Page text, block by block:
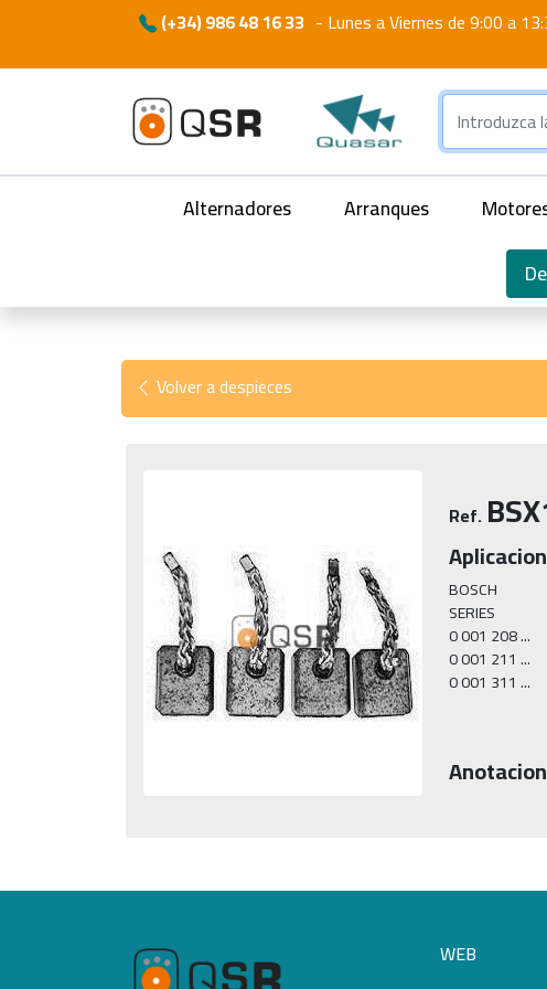
(+34) 986 48 16 33 - Lunes a Viernes de 9:00 a
Alternadores Arranques
Volver a despieces
Ref.
BOSCH
SERIES
0 001 208 ...
0 001 211 ...
0 001 311 ...
WEB